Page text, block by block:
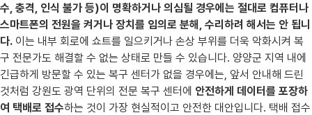
수, 충격, 인식 불가 등)이 명확하거나 의심될 경우에는 절대로 컴퓨터나
스마트폰의 전원을 켜거나 장치를 임의로 분해, 수리하려 해서는 안 됩니
다. 이는 내부 회로에 쇼트를 일으키거나 손상 부위를 더욱 악화시켜 복
구 전문가도 해결할 수 없는 상태로 만들 수 있습니다. 양양군 지역 내에
긴급하게 방문할 수 있는 복구 센터가 없을 경우에는, 앞서 안내해 드린
것처럼 강원도 광역 단위의 전문 복구 센터에 안전하게 데이터를 포장하
여 택배로 접수하는 것이 가장 현실적이고 안전한 대안입니다. 택배 접수